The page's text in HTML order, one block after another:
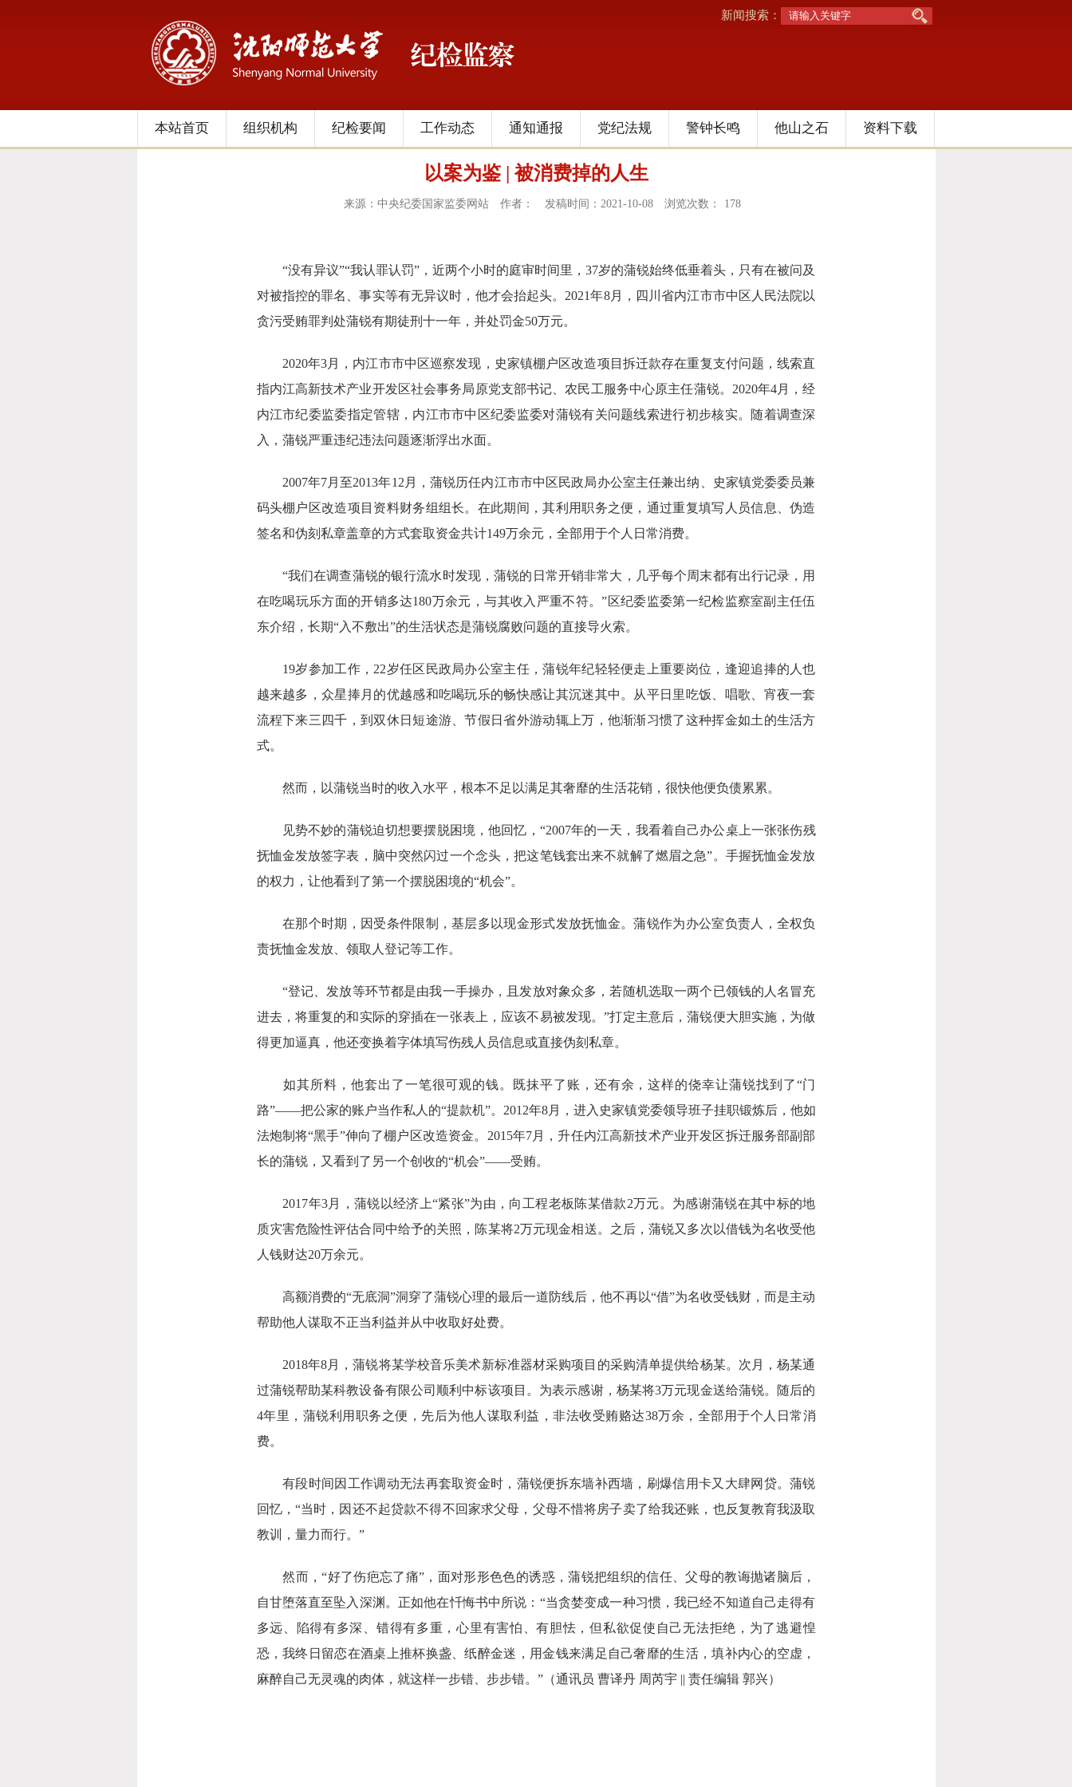
新闻搜索：
本站首页 组织机构 纪检要闻 工作动态 通知通报 党纪法规 警钟长鸣 他山之石 资料下载
以案为鉴 | 被消费掉的人生
来源：中央纪委国家监委网站 作者： 发稿时间：2021-10-08 浏览次数： 178
“没有异议”“我认罪认罚”，近两个小时的庭审时间里，37岁的蒲锐始终低垂着头，只有在被问及
对被指控的罪名、事实等有无异议时，他才会抬起头。2021年8月，四川省内江市市中区人民法院以
贪污受贿罪判处蒲锐有期徒刑十一年，并处罚金50万元。
2020年3月，内江市市中区巡察发现，史家镇棚户区改造项目拆迁款存在重复支付问题，线索直
指内江高新技术产业开发区社会事务局原党支部书记、农民工服务中心原主任蒲锐。2020年4月，经
内江市纪委监委指定管辖，内江市市中区纪委监委对蒲锐有关问题线索进行初步核实。随着调查深
入，蒲锐严重违纪违法问题逐渐浮出水面。
2007年7月至2013年12月，蒲锐历任内江市市中区民政局办公室主任兼出纳、史家镇党委委员兼
码头棚户区改造项目资料财务组组长。在此期间，其利用职务之便，通过重复填写人员信息、伪造
签名和伪刻私章盖章的方式套取资金共计149万余元，全部用于个人日常消费。
“我们在调查蒲锐的银行流水时发现，蒲锐的日常开销非常大，几乎每个周末都有出行记录，用
在吃喝玩乐方面的开销多达180万余元，与其收入严重不符。”区纪委监委第一纪检监察室副主任伍
东介绍，长期“入不敷出”的生活状态是蒲锐腐败问题的直接导火索。
19岁参加工作，22岁任区民政局办公室主任，蒲锐年纪轻轻便走上重要岗位，逢迎追捧的人也
越来越多，众星捧月的优越感和吃喝玩乐的畅快感让其沉迷其中。从平日里吃饭、唱歌、宵夜一套
流程下来三四千，到双休日短途游、节假日省外游动辄上万，他渐渐习惯了这种挥金如土的生活方
式。
然而，以蒲锐当时的收入水平，根本不足以满足其奢靡的生活花销，很快他便负债累累。
见势不妙的蒲锐迫切想要摆脱困境，他回忆，“2007年的一天，我看着自己办公桌上一张张伤残
抚恤金发放签字表，脑中突然闪过一个念头，把这笔钱套出来不就解了燃眉之急”。手握抚恤金发放
的权力，让他看到了第一个摆脱困境的“机会”。
在那个时期，因受条件限制，基层多以现金形式发放抚恤金。蒲锐作为办公室负责人，全权负
责抚恤金发放、领取人登记等工作。
“登记、发放等环节都是由我一手操办，且发放对象众多，若随机选取一两个已领钱的人名冒充
进去，将重复的和实际的穿插在一张表上，应该不易被发现。”打定主意后，蒲锐便大胆实施，为做
得更加逼真，他还变换着字体填写伤残人员信息或直接伪刻私章。
如其所料，他套出了一笔很可观的钱。既抹平了账，还有余，这样的侥幸让蒲锐找到了“门
路”——把公家的账户当作私人的“提款机”。2012年8月，进入史家镇党委领导班子挂职锻炼后，他如
法炮制将“黑手”伸向了棚户区改造资金。2015年7月，升任内江高新技术产业开发区拆迁服务部副部
长的蒲锐，又看到了另一个创收的“机会”——受贿。
2017年3月，蒲锐以经济上“紧张”为由，向工程老板陈某借款2万元。为感谢蒲锐在其中标的地
质灾害危险性评估合同中给予的关照，陈某将2万元现金相送。之后，蒲锐又多次以借钱为名收受他
人钱财达20万余元。
高额消费的“无底洞”洞穿了蒲锐心理的最后一道防线后，他不再以“借”为名收受钱财，而是主动
帮助他人谋取不正当利益并从中收取好处费。
2018年8月，蒲锐将某学校音乐美术新标准器材采购项目的采购清单提供给杨某。次月，杨某通
过蒲锐帮助某科教设备有限公司顺利中标该项目。为表示感谢，杨某将3万元现金送给蒲锐。随后的
4年里，蒲锐利用职务之便，先后为他人谋取利益，非法收受贿赂达38万余，全部用于个人日常消
费。
有段时间因工作调动无法再套取资金时，蒲锐便拆东墙补西墙，刷爆信用卡又大肆网贷。蒲锐
回忆，“当时，因还不起贷款不得不回家求父母，父母不惜将房子卖了给我还账，也反复教育我汲取
教训，量力而行。”
然而，“好了伤疤忘了痛”，面对形形色色的诱惑，蒲锐把组织的信任、父母的教诲抛诸脑后，
自甘堕落直至坠入深渊。正如他在忏悔书中所说：“当贪婪变成一种习惯，我已经不知道自己走得有
多远、陷得有多深、错得有多重，心里有害怕、有胆怯，但私欲促使自己无法拒绝，为了逃避惶
恐，我终日留恋在酒桌上推杯换盏、纸醉金迷，用金钱来满足自己奢靡的生活，填补内心的空虚，
麻醉自己无灵魂的肉体，就这样一步错、步步错。”（通讯员 曹译丹 周芮宇 || 责任编辑 郭兴）